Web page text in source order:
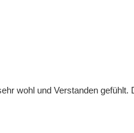
wohl und Verstanden gefühlt.